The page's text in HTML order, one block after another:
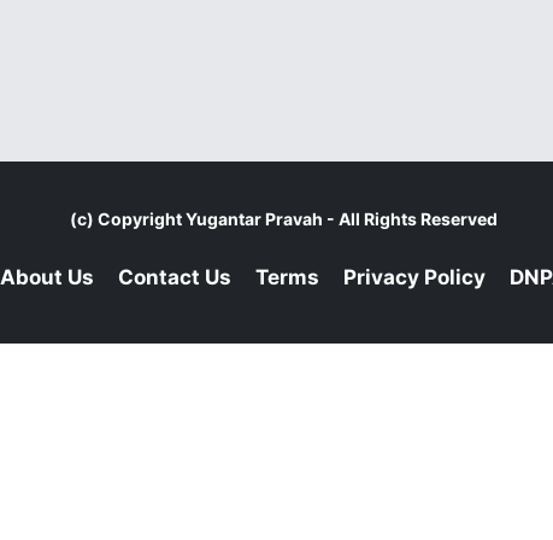
(c) CopyrightYugantar Pravah - All Rights Reserved
About Us Contact Us Terms Privacy Policy